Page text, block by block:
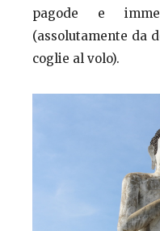
pagode e
(assolutamente da
coglie al volo).